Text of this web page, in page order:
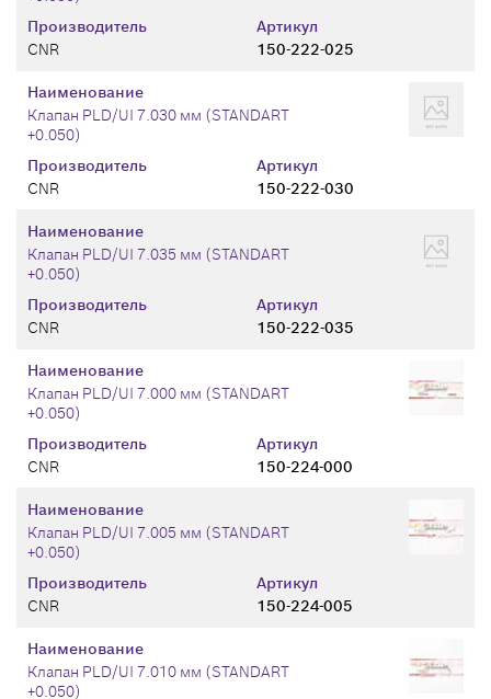
Производитель
CNR
Артикул
150-222-025
Производитель
CNR
Артикул
150-222-030
Наименование
Клапан PLD/UI 7.030 мм (STANDART
+0.050)
Производитель
CNR
Артикул
150-222-035
Наименование
Клапан PLD/UI 7.035 мм (STANDART
+0.050)
Производитель
CNR
Артикул
150-224-000
Наименование
Клапан PLD/UI 7.000 мм (STANDART
+0.050)
Производитель
CNR
Артикул
150-224-005
Наименование
Клапан PLD/UI 7.005 мм (STANDART
+0.050)
Наименование
Клапан PLD/UI 7.010 мм (STANDART
+0.050)